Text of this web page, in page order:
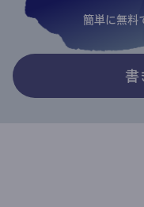
簡単に無料
書